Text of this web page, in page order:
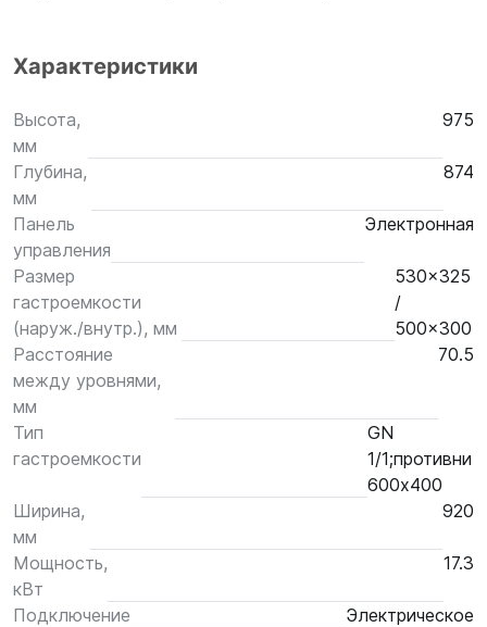
Характеристики
Высота,
мм
975
Глубина,
мм
874
Панель
управления
Электронная
Размер
гастроемкости
(наруж./внутр.), мм
530x325
/
500x300
Расстояние
между уровнями,
мм
70.5
Тип
гастроемкости
GN
1/1;противни
600х400
Ширина,
мм
920
Мощность,
кВт
17.3
Подключение
Электрическое